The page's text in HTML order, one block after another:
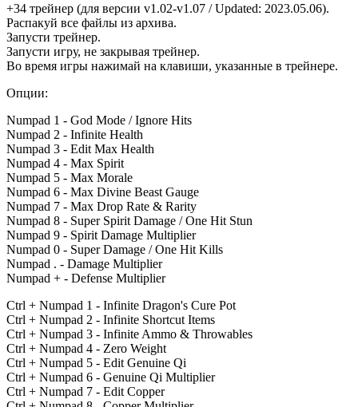
+34 трейнер (для версии v1.02-v1.07 / Updated: 2023.05.06).
Распакуй все файлы из архива.
Запусти трейнер.
Запусти игру, не закрывая трейнер.
Во время игры нажимай на клавиши, указанные в трейнере.
Опции:
Numpad 1 - God Mode / Ignore Hits
Numpad 2 - Infinite Health
Numpad 3 - Edit Max Health
Numpad 4 - Max Spirit
Numpad 5 - Max Morale
Numpad 6 - Max Divine Beast Gauge
Numpad 7 - Max Drop Rate & Rarity
Numpad 8 - Super Spirit Damage / One Hit Stun
Numpad 9 - Spirit Damage Multiplier
Numpad 0 - Super Damage / One Hit Kills
Numpad . - Damage Multiplier
Numpad + - Defense Multiplier
Ctrl + Numpad 1 - Infinite Dragon's Cure Pot
Ctrl + Numpad 2 - Infinite Shortcut Items
Ctrl + Numpad 3 - Infinite Ammo & Throwables
Ctrl + Numpad 4 - Zero Weight
Ctrl + Numpad 5 - Edit Genuine Qi
Ctrl + Numpad 6 - Genuine Qi Multiplier
Ctrl + Numpad 7 - Edit Copper